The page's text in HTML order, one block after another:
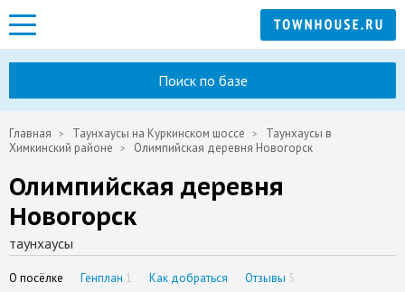
Поиск по базе
Главная Таунхаусы на Куркинском шоссе
Таунхаусы в
Химкинский районе
Олимпийская деревня Новогорск
Олимпийская деревня
Новогорск
таунхаусы
О посёлке Генплан 1 Как добраться Отзывы 5